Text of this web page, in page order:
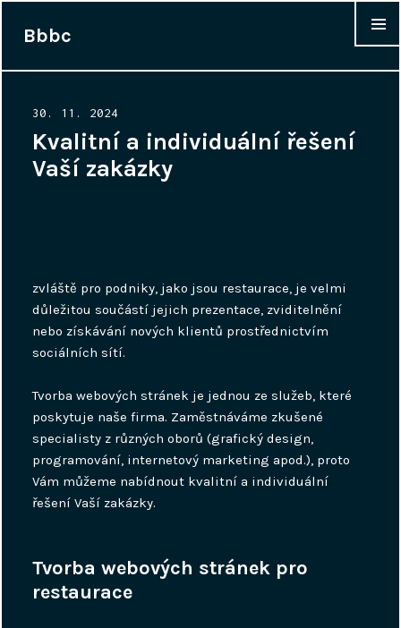
Bbbc
Posted
on
30. 11. 2024
Kvalitní a individuální řešení
Vaší zakázky
zvláště pro podniky, jako jsou restaurace, je velmi
důležitou součástí jejich prezentace, zviditelnění
nebo získávání nových klientů prostřednictvím
sociálních sítí.
Tvorba webových stránek je jednou ze služeb, které
poskytuje naše firma. Zaměstnáváme zkušené
specialisty z různých oborů (grafický design,
programování, internetový marketing apod.), proto
Vám můžeme nabídnout kvalitní a individuální
řešení Vaší zakázky.
Tvorba webových stránek pro
restaurace